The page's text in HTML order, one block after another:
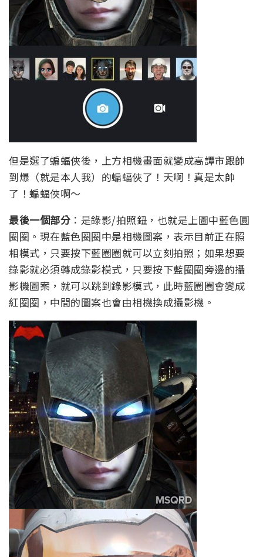
但是選了蝙蝠俠後，上方相機畫面就變成高譚市跟帥
到爆（就是本人我）的蝙蝠俠了！天啊！真是太帥
了！蝙蝠俠啊～
最後一個部分 ：是錄影/拍照鈕，也就是上圖中藍色圓
圈圈。現在藍色圈圈中是相機圖案，表示目前正在照
相模式，只要按下藍圈圈就可以立刻拍照；如果想要
錄影就必須轉成錄影模式，只要按下藍圈圈旁邊的攝
影機圖案，就可以跳到錄影模式，此時藍圈圈會變成
紅圈圈，中間的圖案也會由相機換成攝影機。